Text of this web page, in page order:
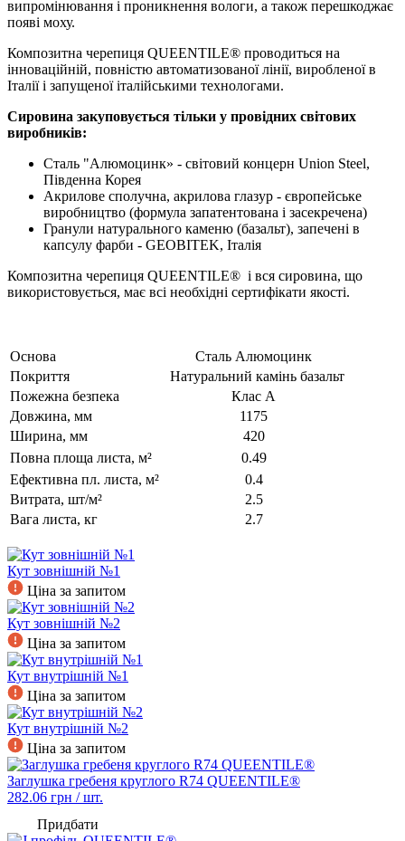
випромінювання і проникнення вологи, а також перешкоджає
появі моху.
Композитна черепиця QUEENTILE® проводиться на
інноваційній, повністю автоматизованої лінії, виробленої в
Італії і запущеної італійськими технологами.
Сировина закуповується тільки у провідних світових
виробників:
Сталь "Алюмоцинк» - світовий концерн Union Steel,
Південна Корея
Акрилове сполучна, акрилова глазур - європейське
виробництво (формула запатентована і засекречена)
Гранули натурального каменю (базальт), запечені в
капсулу фарби - GEOBITEK, Італія
Композитна черепиця QUEENTILE® і вся сировина, що
використовується, має всі необхідні сертифікати якості.
Основа
Сталь Алюмоцинк
Покриття
Натуральний камінь базальт
Пожежна безпека
Клас А
Довжина, мм
1175
Ширина, мм
420
Повна площа листа, м²
0.49
Ефективна пл. листа, м²
0.4
Витрата, шт/м²
2.5
Вага листа, кг
2.7
Кут зовнішній №1
Ціна за запитом
Кут зовнішній №2
Ціна за запитом
Кут внутрішній №1
Ціна за запитом
Кут внутрішній №2
Ціна за запитом
Заглушка гребеня круглого R74 QUEENTILE®
282.06 грн / шт.
Придбати